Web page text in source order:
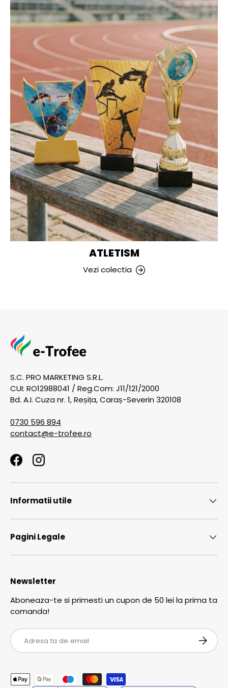
ATLETISM
Vezi colectia
S.C. PRO MARKETING S.R.L.
CUI: RO12988041 / Reg.Com: J11/121/2000
Bd. A.I. Cuza nr. 1, Reșița, Caraș-Severin 320108
0730 596 894
contact@e-trofee.ro
FacebookInstagram
Informatii utile
Pagini Legale
Newsletter
Aboneaza-te si primesti un cupon de 50 lei la prima ta
comanda!
Email
Metode de plata acceptate